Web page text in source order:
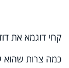
קחי דוגמא את
כמה צרות